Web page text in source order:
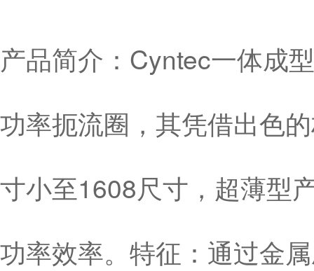
产品简介：Cyntec一体成
功率扼流圈，其凭借出色
寸小至1608尺寸，超薄型
功率效率。特征：通过金